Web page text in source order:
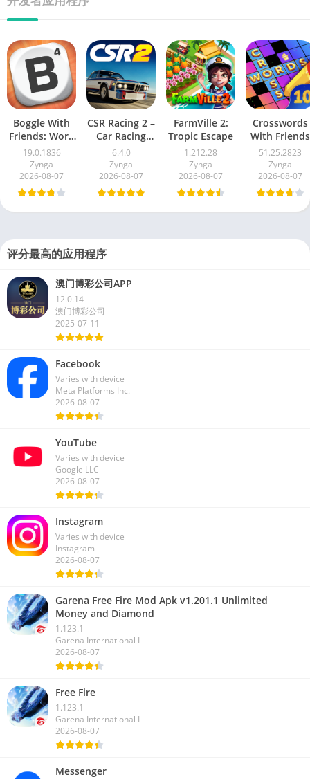
Boggle With
Friends: Word
Game
19.0.1836
Zynga
2026-08-07
CSR Racing 2 –
Car Racing
Game
6.4.0
Zynga
2026-08-07
FarmVille 2:
Tropic Escape
1.212.28
Zynga
2026-08-07
Crosswords
With Friends
51.25.2823
Zynga
2026-08-07
评分最高的应用程序
澳门博彩公司APP
12.0.14
澳门博彩公司
2025-07-11
Facebook
Varies with device
Meta Platforms Inc.
2026-08-07
YouTube
Varies with device
Google LLC
2026-08-07
Instagram
Varies with device
Instagram
2026-08-07
Garena Free Fire Mod Apk v1.201.1 Unlimited
Money and Diamond
1.123.1
Garena International I
2026-08-07
Free Fire
1.123.1
Garena International I
2026-08-07
Messenger